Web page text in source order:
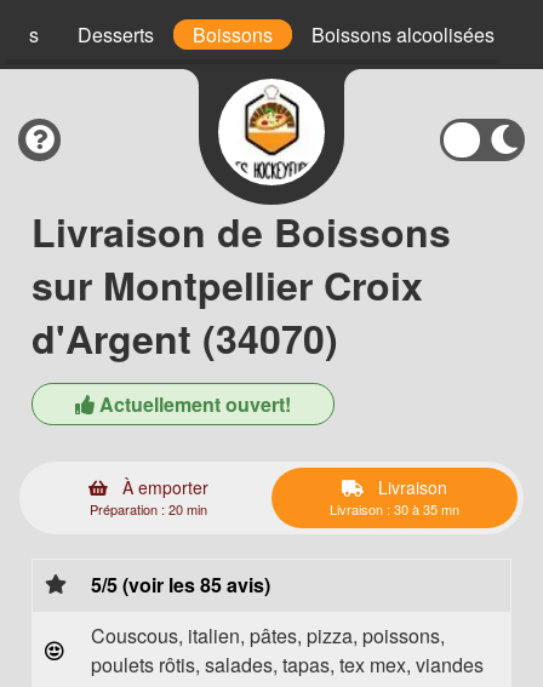
Desserts Boissons Boissons alcoolisées
Livraison de Boissons
sur Montpellier Croix
d'Argent (34070)
Actuellement ouvert!
À emporter
Préparation : 20 min
Livraison
Livraison : 30 à 35 mn
5/5 (voir les 85 avis)
Couscous, italien, pâtes, pizza, poissons,
poulets rôtis, salades, tapas, tex mex, viandes